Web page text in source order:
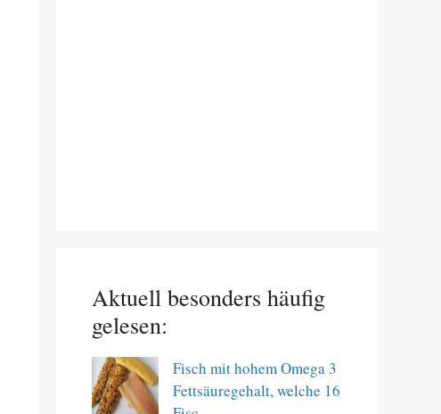
Aktuell besonders häufig
gelesen:
Fisch mit hohem Omega 3
Fettsäuregehalt, welche 16